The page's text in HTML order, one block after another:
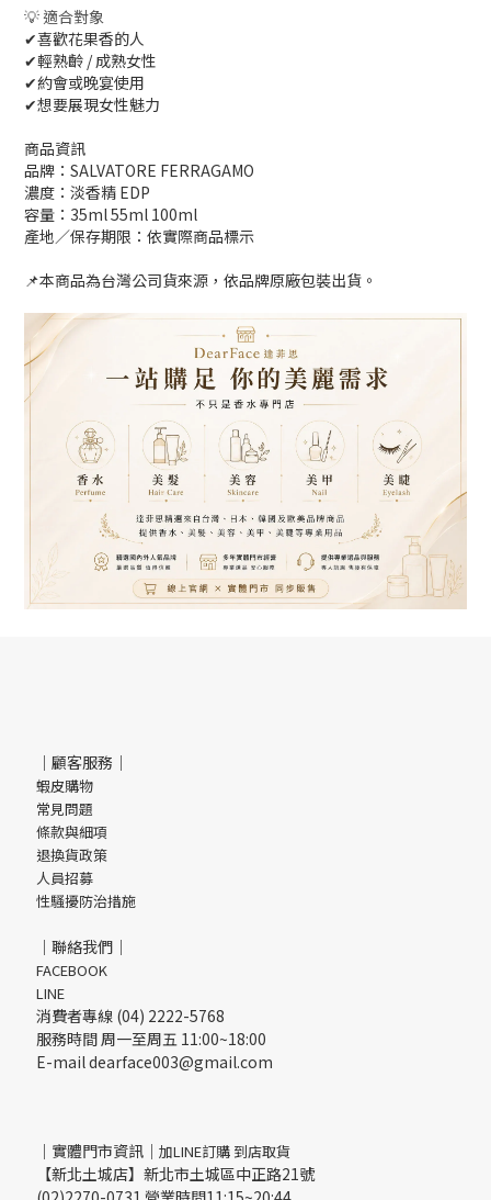
💡 適合對象
✔喜歡花果香的人
✔輕熟齡 / 成熟女性
✔約會或晚宴使用
✔想要展現女性魅力
商品資訊
品牌：SALVATORE FERRAGAMO
濃度：淡香精 EDP
容量：35ml 55ml 100ml
產地／保存期限：依實際商品標示
📌本商品為台灣公司貨來源，依品牌原廠包裝出貨。
｜顧客服務｜
蝦皮購物
常見問題
條款與細項
退換貨政策
人員招募
性騷擾防治措施
｜聯絡我們｜
FACEBOOK
LINE
消費者專線 (04) 2222-5768
服務時間 周一至周五 11:00~18:00
E-mail dearface003@gmail.com
｜實體門市資訊｜ 加LINE訂購 到店取貨
【新北土城店】新北市土城區中正路21號